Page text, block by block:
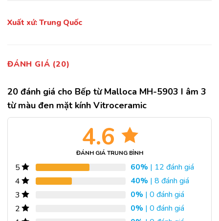
Xuất xứ: Trung Quốc
ĐÁNH GIÁ (20)
20 đánh giá cho Bếp từ Malloca MH-5903 I âm 3
từ màu đen mặt kính Vitroceramic
4.6
ĐÁNH GIÁ TRUNG BÌNH
5 60% | 12 đánh giá
4
40% | 8 đánh giá
3
0% | 0 đánh giá
2
0% | 0 đánh giá